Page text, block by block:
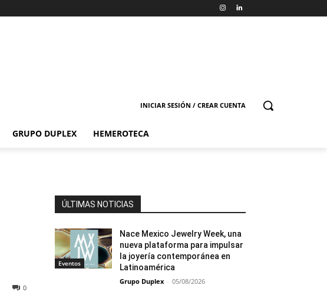
INICIAR SESIÓN / CREAR CUENTA
GRUPO DUPLEX HEMEROTECA
0
ÚLTIMAS NOTICIAS
Eventos
Nace Mexico Jewelry Week, una
nueva plataforma para impulsar
la joyería contemporánea en
Latinoamérica
Grupo Duplex - 05/08/2026